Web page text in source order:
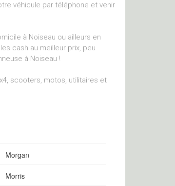
véhicule par téléphone et venir
à Noiseau ou ailleurs en
cash au meilleur prix, peu
à Noiseau !
scooters, motos, utilitaires et
Morgan
Morris